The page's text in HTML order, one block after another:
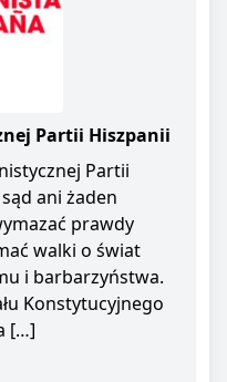
Partii Hiszpanii
Partii
ani żaden
prawdy
walki o świat
i barbarzyństwa.
Konstytucyjnego
[…]